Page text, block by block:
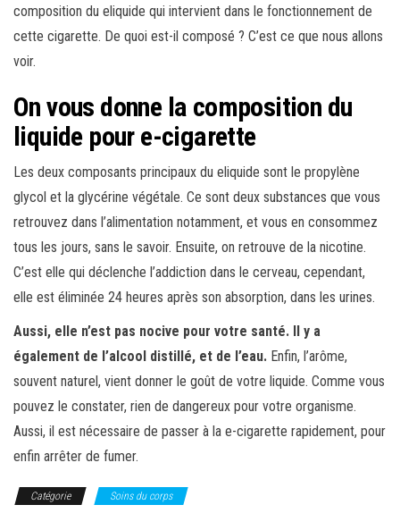
composition du eliquide qui intervient dans le fonctionnement de
cette cigarette. De quoi est-il composé ? C’est ce que nous allons
voir.
On vous donne la composition du
liquide pour e-cigarette
Les deux composants principaux du eliquide sont le propylène
glycol et la glycérine végétale. Ce sont deux substances que vous
retrouvez dans l’alimentation notamment, et vous en consommez
tous les jours, sans le savoir. Ensuite, on retrouve de la nicotine.
C’est elle qui déclenche l’addiction dans le cerveau, cependant,
elle est éliminée 24 heures après son absorption, dans les urines.
Aussi, elle n’est pas nocive pour votre santé. Il y a
également de l’alcool distillé, et de l’eau. Enfin, l’arôme,
souvent naturel, vient donner le goût de votre liquide. Comme vous
pouvez le constater, rien de dangereux pour votre organisme.
Aussi, il est nécessaire de passer à la e-cigarette rapidement, pour
enfin arrêter de fumer.
Catégorie Soins du corps